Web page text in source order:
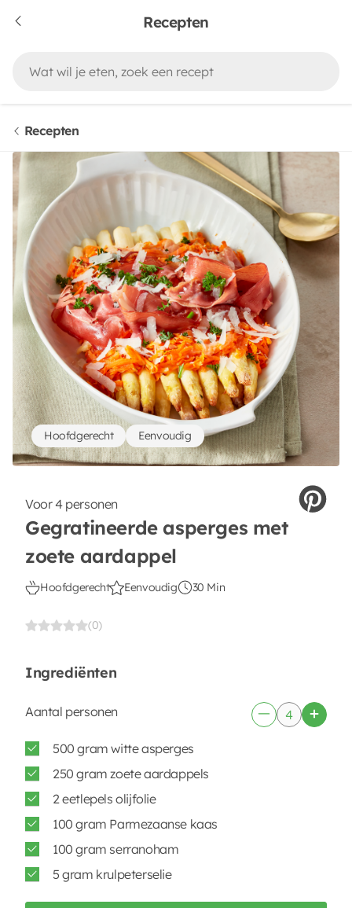
Recepten
Recepten
Voor 4 personen
Gegratineerde asperges met
zoete aardappel
Hoofdgerecht Eenvoudig 30 Min
(0)
Hoofdgerecht Eenvoudig
Ingrediënten
Aantal personen
500 gram witte asperges
250 gram zoete aardappels
2 eetlepels olijfolie
100 gram Parmezaanse kaas
100 gram serranoham
5 gram krulpeterselie